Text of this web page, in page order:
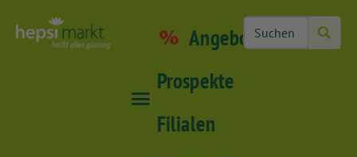
Angebote
Prospekte
Filialen